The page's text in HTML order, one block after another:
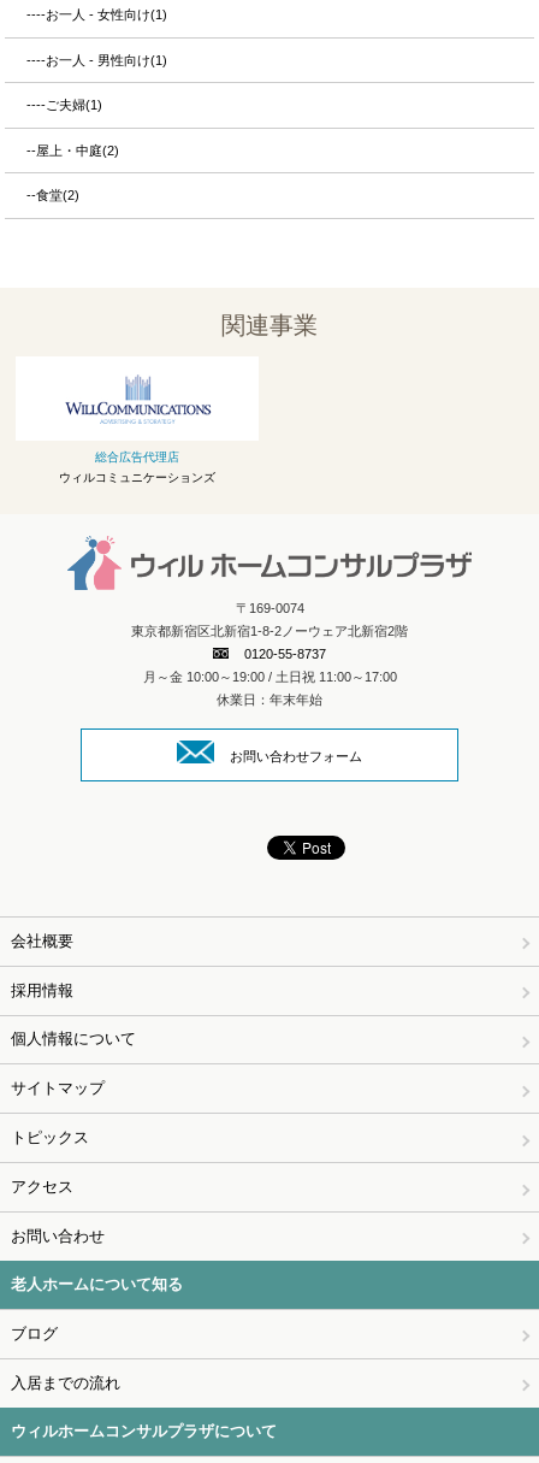
----お一人 - 女性向け(1)
----お一人 - 男性向け(1)
----ご夫婦(1)
--屋上・中庭(2)
--食堂(2)
関連事業
総合広告代理店
ウィルコミュニケーションズ
〒169-0074
東京都新宿区北新宿1-8-2ノーウェア北新宿2階
0120-55-8737
月～金 10:00～19:00 / 土日祝 11:00～17:00
休業日：年末年始
お問い合わせフォーム
会社概要
採用情報
個人情報について
サイトマップ
トピックス
アクセス
お問い合わせ
老人ホームについて知る
ブログ
入居までの流れ
ウィルホームコンサルプラザについて